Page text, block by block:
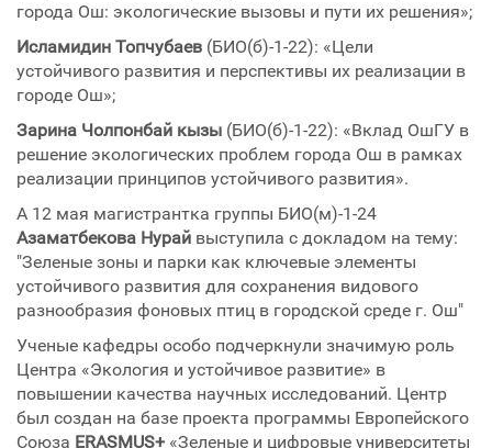
города Ош: экологические вызовы и пути их решения»;
Исламидин Топчубаев (БИО(б)-1-22): «Цели
устойчивого развития и перспективы их реализации в
городе Ош»;
Зарина Чолпонбай кызы (БИО(б)-1-22): «Вклад ОшГУ в
решение экологических проблем города Ош в рамках
реализации принципов устойчивого развития».
А 12 мая магистрантка группы БИО(м)-1-24
Азаматбекова Нурай выступила с докладом на тему:
"Зеленые зоны и парки как ключевые элементы
устойчивого развития для сохранения видового
разнообразия фоновых птиц в городской среде г. Ош"
Ученые кафедры особо подчеркнули значимую роль
Центра «Экология и устойчивое развитие» в
повышении качества научных исследований. Центр
был создан на базе проекта программы Европейского
Союза ERASMUS+ «Зеленые и цифровые университеты